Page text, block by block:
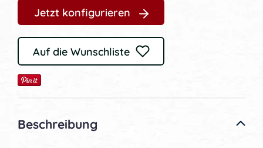
Jetzt konfigurieren
Auf die Wunschliste
Beschreibung